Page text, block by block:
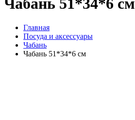
Главная
Посуда и аксессуары
Чабань
Чабань 51*34*6 см